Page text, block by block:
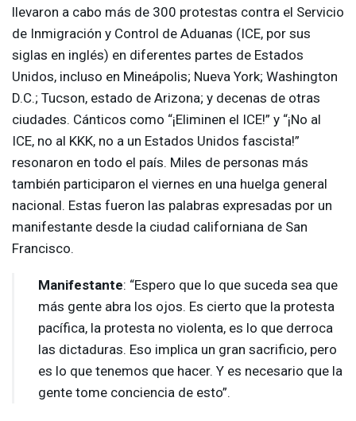
llevaron a cabo más de 300 protestas contra el Servicio
de Inmigración y Control de Aduanas (ICE, por sus
siglas en inglés) en diferentes partes de Estados
Unidos, incluso en Mineápolis; Nueva York; Washington
D.C.; Tucson, estado de Arizona; y decenas de otras
ciudades. Cánticos como “¡Eliminen el ICE!” y “¡No al
ICE, no al KKK, no a un Estados Unidos fascista!”
resonaron en todo el país. Miles de personas más
también participaron el viernes en una huelga general
nacional. Estas fueron las palabras expresadas por un
manifestante desde la ciudad californiana de San
Francisco.
Manifestante: “Espero que lo que suceda sea que
más gente abra los ojos. Es cierto que la protesta
pacífica, la protesta no violenta, es lo que derroca
las dictaduras. Eso implica un gran sacrificio, pero
es lo que tenemos que hacer. Y es necesario que la
gente tome conciencia de esto”.